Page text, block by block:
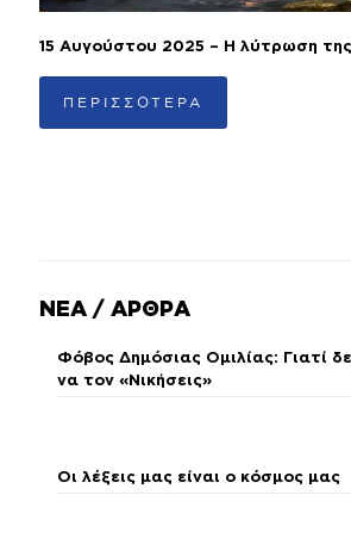
15 Αυγούστου 2025 – Η λύτρωση
ΠΕΡΙΣΣΟΤΕΡΑ
ΝΕΑ / ΑΡΘΡΑ
Φόβος Δημόσιας Ομιλίας: Γιατί
να τον «Νικήσεις»
Οι λέξεις μας είναι ο κόσμος μας